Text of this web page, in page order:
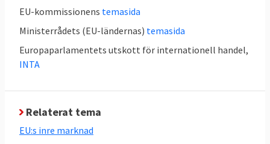
räcka med godkännande av
medlemsländerna och Europaparlamentet.
Mer om detta under fråga 16.
Sverige gillar frihandel.
Enligt handelsmyndigheten
EU-kommissionens temasida
Ministerrådets (EU-ländernas) temasida
Europaparlamentets utskott för internationell handel,
INTA
Relaterat tema
EU:s inre marknad